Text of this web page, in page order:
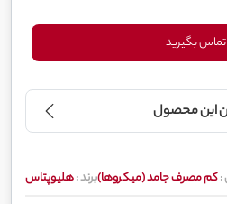
این محصول
:کم مصرف جامد (میکروها)برند :هلیوپتاس